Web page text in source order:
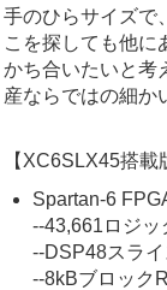
手のひらサイズで
こを探しても他に
かち合いたいと考
産ならではの細か
【XC6SLX45搭
Spartan-6
--43,661ロジッ
--DSP48スラ
--8kBブロック